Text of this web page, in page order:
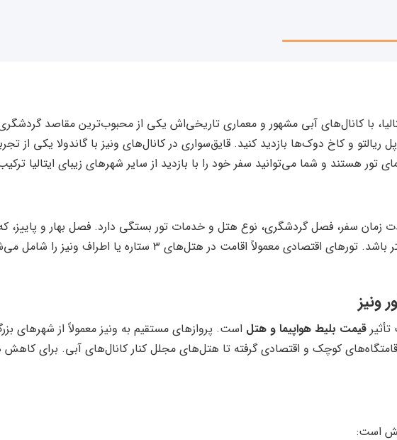
با کانال‌های آبی مشهور و معماری تاریخی‌اش یکی از محبوب‌ترین مقاصد
و کاخ دوک‌ها بازدید کنید. قایق‌سواری در کانال‌های ونیز با گاندولا یکی از
هستند و شما می‌توانید سفر خود را با بازدید از سایر شهرهای زیبای ایتالیا
زمان سفر، فصل گردشگری، نوع هتل و خدمات تور بستگی دارد. فصل بهار و پاییز،
ونیز
قیمت بلیط هواپیما و هتل است. پروازهای مستقیم به ونیز معمولاً از شهرهای
اقامتگاه‌های کوچک و اقتصادی گرفته تا هتل‌های مجلل کنار کانال‌های آبی. برای
است: